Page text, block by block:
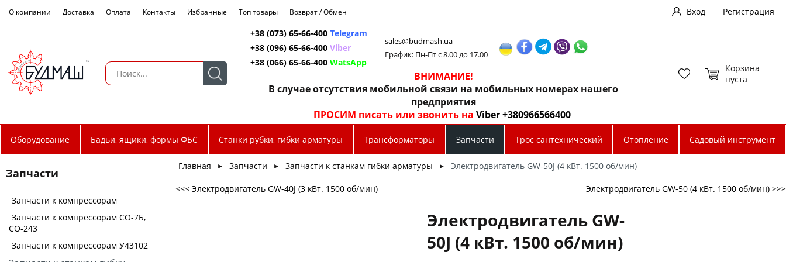
О компании Доставка Оплата Контакты Избранные Топ товары Возврат / Обмен Вход
Регистрация
+38 (073) 65-66-400 Telegram
+38 (096) 65-66-400 Viber
+38 (066) 65-66-400 WatsApp
sales@budmash.ua
График: Пн-Пт с 8.00 до 17.00
ВНИМАНИЕ!
В случае отсутствия мобильной связи на мобильных номерах нашего
предприятия
ПРОСИМ писать или звонить наViber +380966566400
Корзина
пуста
Оборудование Бадьи, ящики, формы ФБС Станки рубки, гибки арматуры Трансформаторы Запчасти Трос сантехнический Отопление Садовый инструмент
Запчасти
Запчасти к компрессорам
Запчасти к компрессорам СО-7Б,
СО-243
Запчасти к компрессорам У43102
Главная ► Запчасти ► Запчасти к станкам гибки арматуры ► Электродвигатель GW-50J (4 кВт. 1500 об/мин)
<<< Электродвигатель GW-40J (3 кВт. 1500 об/мин) Электродвигатель GW-50 (4 кВт. 1500 об/мин) >>>
Электродвигатель GW-
50J (4 кВт. 1500 об/мин)